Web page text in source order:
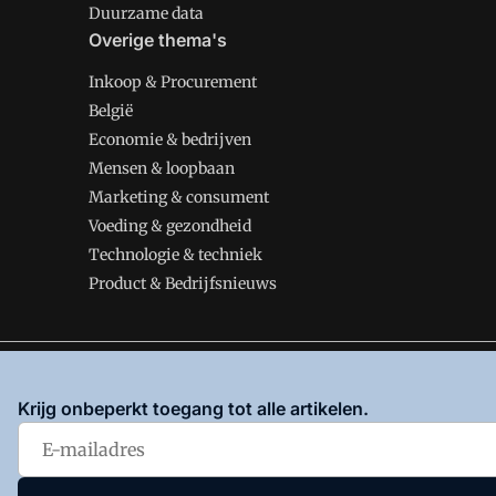
Duurzame data
Overige thema's
Inkoop & Procurement
België
Economie & bedrijven
Mensen & loopbaan
Marketing & consument
Voeding & gezondheid
Technologie & techniek
Product & Bedrijfsnieuws
enPrivacy en Cookie beleid |Privacy instellingen
Krijg onbeperkt toegang tot alle artikelen.